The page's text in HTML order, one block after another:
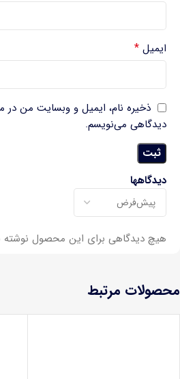
دیدگاهها
هیچ دیدگاهی برای این محصول
ایمیل *
ذخیره نام، ایمیل و وبسایت من در
دیدگاهی می‌نویسم.
محصولات مرتبط